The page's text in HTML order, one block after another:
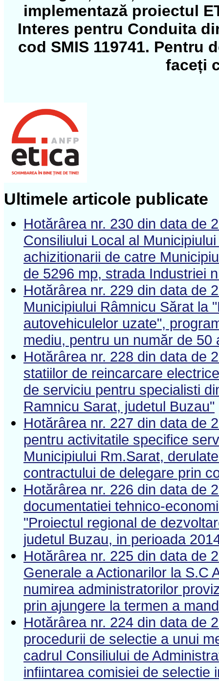
implementază proiectul
Interes pentru Conduita
cod SMIS 119741.
faceți
Ultimele articole publicate
Hotărârea nr. 230 din data de
Consiliului Local al
achizitionarii de catre
de 5296 mp, strada Industriei
Hotărârea nr. 229 din data de
Municipiului Râmnicu Sărat la
autovehiculelor uzate",
mediu, pentru un număr de 50
Hotărârea nr. 228 din data de
statiilor de reincarcare
de serviciu pentru specialisti
Ramnicu Sarat, judetul Buzau"
Hotărârea nr. 227 din data de
pentru activitatile specifice
Municipiului Rm.Sarat,
contractului de delegare prin
Hotărârea nr. 226 din data de
documentatiei tehnico-
"Proiectul regional de
judetul Buzau, in perioada
Hotărârea nr. 225 din data de
Generale a Actionarilor la S.C
numirea administratorilor
prin ajungere la termen a
Hotărârea nr. 224 din data de
procedurii de selectie a unui
cadrul Consiliului de
infiintarea comisiei de selectie